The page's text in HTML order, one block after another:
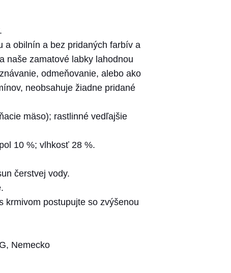
a obilnín a bez pridaných farbív a
naše zamatové labky lahodnou
odmeňovanie, alebo ako
neobsahuje žiadne pridané
mäso); rastlinné vedľajšie
10 %; vlhkosť 28 %.
čerstvej vody.
krmivom postupujte so zvýšenou
Nemecko